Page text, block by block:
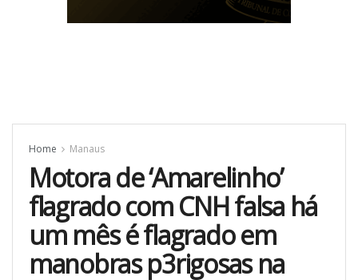
Home Manaus
Motora de ‘Amarelinho’
flagrado com CNH falsa há
um mês é flagrado em
manobras p3rigosas na